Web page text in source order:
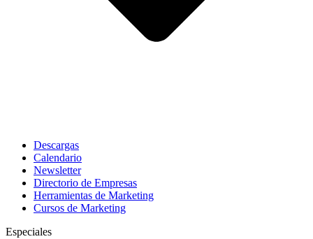
Descargas
Calendario
Newsletter
Directorio de Empresas
Herramientas de Marketing
Cursos de Marketing
Especiales